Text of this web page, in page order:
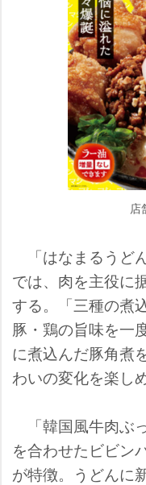
店
「はなまるうど
では、肉を主役に
する。「三種の煮
豚・鶏の旨味を一
に煮込んだ豚角煮
わいの変化を楽し
「韓国風牛肉ぶ
を合わせたビビン
が特徴。うどんに